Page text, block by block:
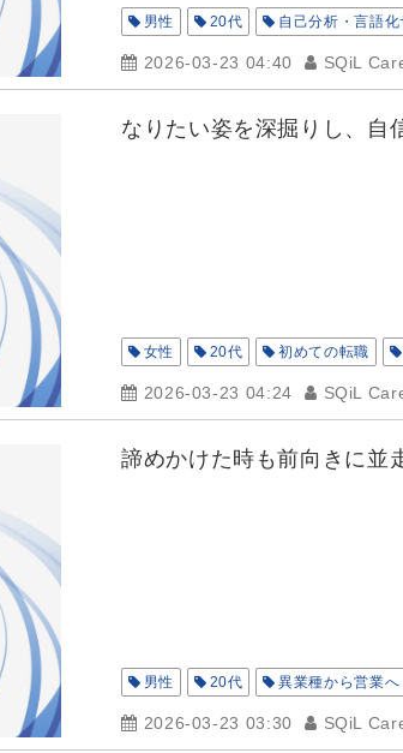
男性 20代 自己分析・言語化
2026-03-23 04:40 SQiL
なりたい姿を深掘りし、自
女性 20代 初めての転職
2026-03-23 04:24 SQiL
諦めかけた時も前向きに並
男性 20代 異業種から営業へ
2026-03-23 03:30 SQiL